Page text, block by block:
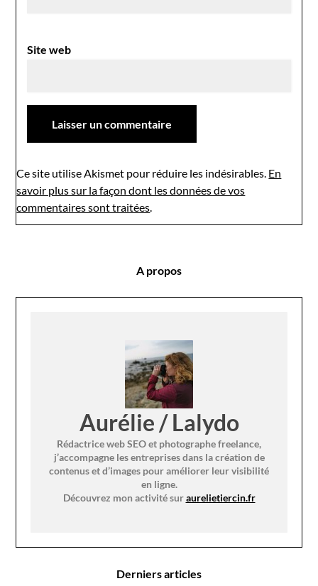
Site web
Ce site utilise Akismet pour réduire les indésirables. En
savoir plus sur la façon dont les données de vos
commentaires sont traitées.
A propos
Aurélie / Lalydo
Rédactrice web SEO et photographe freelance,
j’accompagne les entreprises dans la création de
contenus et d’images pour améliorer leur visibilité
en ligne.
Découvrez mon activité suraurelietiercin.fr
Derniers articles